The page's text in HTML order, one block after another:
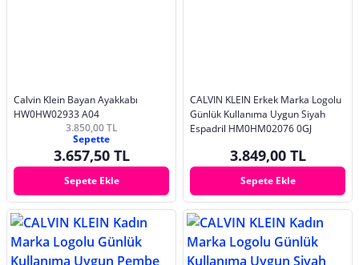
Calvin Klein Bayan Ayakkabı
HW0HW02933 A04
3.850,00 TL
Sepette
3.657,50 TL
Sepete Ekle
CALVIN KLEIN Erkek Marka Logolu
Günlük Kullanıma Uygun Siyah
Espadril HM0HM02076 0GJ
3.849,00 TL
Sepete Ekle